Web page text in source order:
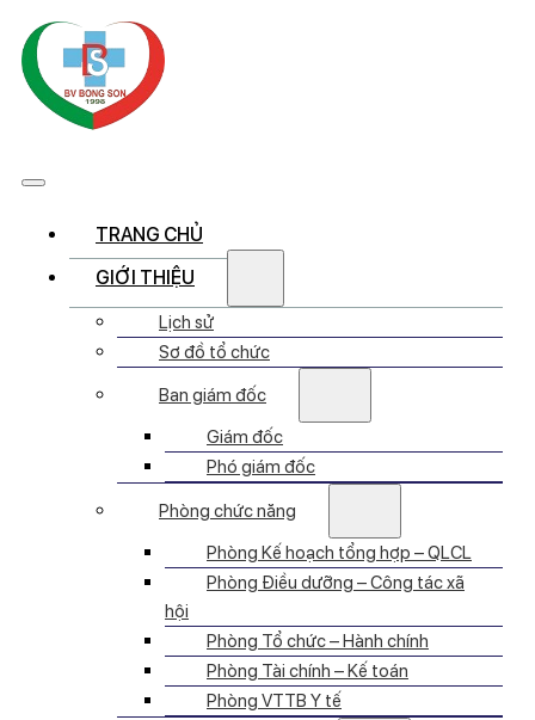
TRANG CHỦ
GIỚI THIỆU
Lịch sử
Sơ đồ tổ chức
Ban giám đốc
Giám đốc
Phó giám đốc
Phòng chức năng
Phòng Kế hoạch tổng hợp – QLCL
Phòng Điều dưỡng – Công tác xã
hội
Phòng Tổ chức – Hành chính
Phòng Tài chính – Kế toán
Phòng VTTB Y tế